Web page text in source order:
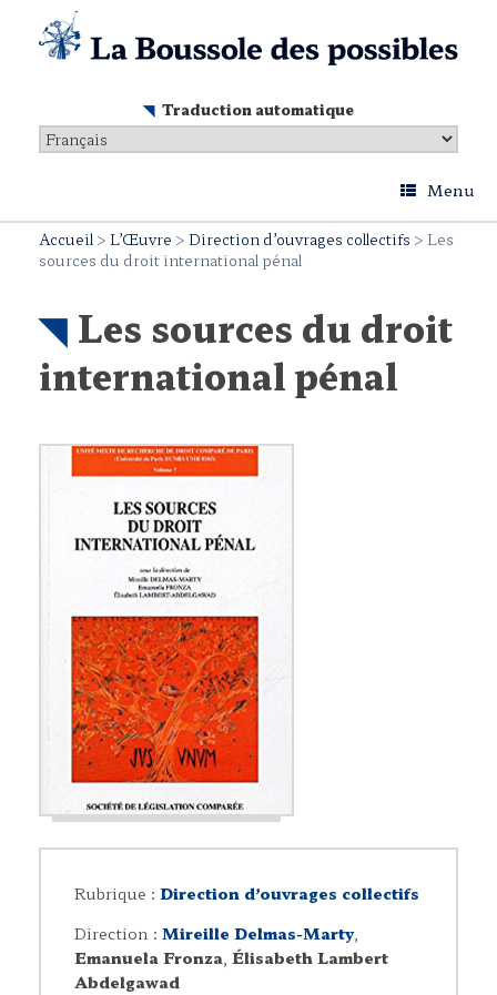
content
Traduction automatique
Menu
Accueil> L’Œuvre > Direction d’ouvrages collectifs > Les
sources du droit international pénal
Les sources du droit
international pénal
Rubrique : Direction d’ouvrages collectifs
Direction : Mireille Delmas-Marty,
Emanuela Fronza, Élisabeth Lambert
Abdelgawad